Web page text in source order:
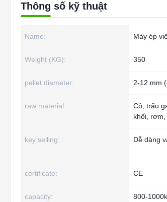
Thông số kỹ thuật
Name: Máy ép
Weight (KG): 350
pellet diameter: 2-12 mm
raw material:
Cỏ, trấu
khối, rơm,
key selling: Dễ dàng
certificate: CE
capacity: 800-